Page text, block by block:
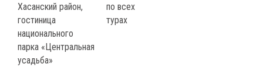
Хасанский район,
гостиница
национального
парка «Центральная
усадьба»
по всех
турах